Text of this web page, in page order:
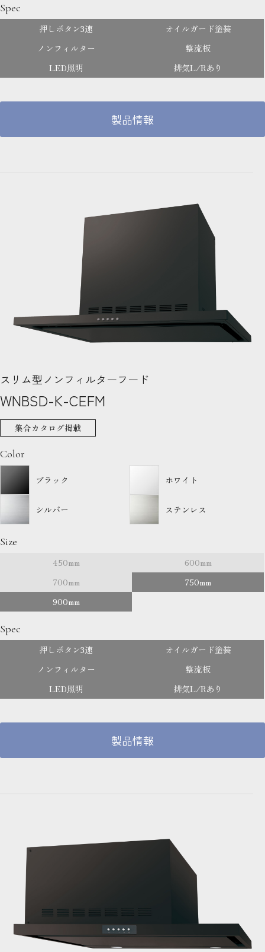
Spec
押しボタン3速
オイルガード塗装
ノンフィルター
整流板
LED照明
排気L/Rあり
製品情報
スリム型ノンフィルターフード
WNBSD-K-CEFM
集合カタログ掲載
Color
ブラック ホワイト
シルバー ステンレス
Size
450mm
600mm
700mm
750mm
900mm
Spec
押しボタン3速
オイルガード塗装
ノンフィルター
整流板
LED照明
排気L/Rあり
製品情報